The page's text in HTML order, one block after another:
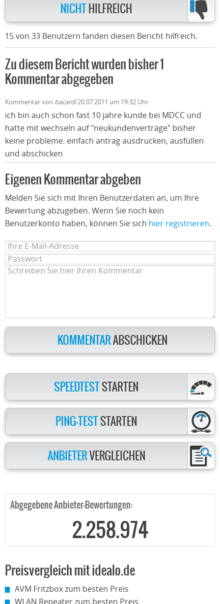
NICHT HILFREICH
15 von 33 Benutzern fanden diesen Bericht hilfreich.
Zu diesem Bericht wurden bisher 1
Kommentar abgegeben
Kommentar von bacardi20.07.2011 um 19:32 Uhr
ich bin auch schon fast 10 jahre kunde bei MDCC und
hatte mit wechseln auf "neukundenverträge" bisher
keine probleme. einfach antrag ausdrucken, ausfüllen
und abschicken
Eigenen Kommentar abgeben
Melden Sie sich mit Ihren Benutzerdaten an, um Ihre
Bewertung abzugeben. Wenn Sie noch kein
Benutzerkonto haben, können Sie sich hier registrieren.
KOMMENTARABSCHICKEN
SPEEDTESTSTARTEN
PING-TESTSTARTEN
ANBIETERVERGLEICHEN
Abgegebene Anbieter-Bewertungen:
2.258.974
Preisvergleich mit idealo.de
AVM Fritzbox zum besten Preis
WLAN Repeater zum besten Preis